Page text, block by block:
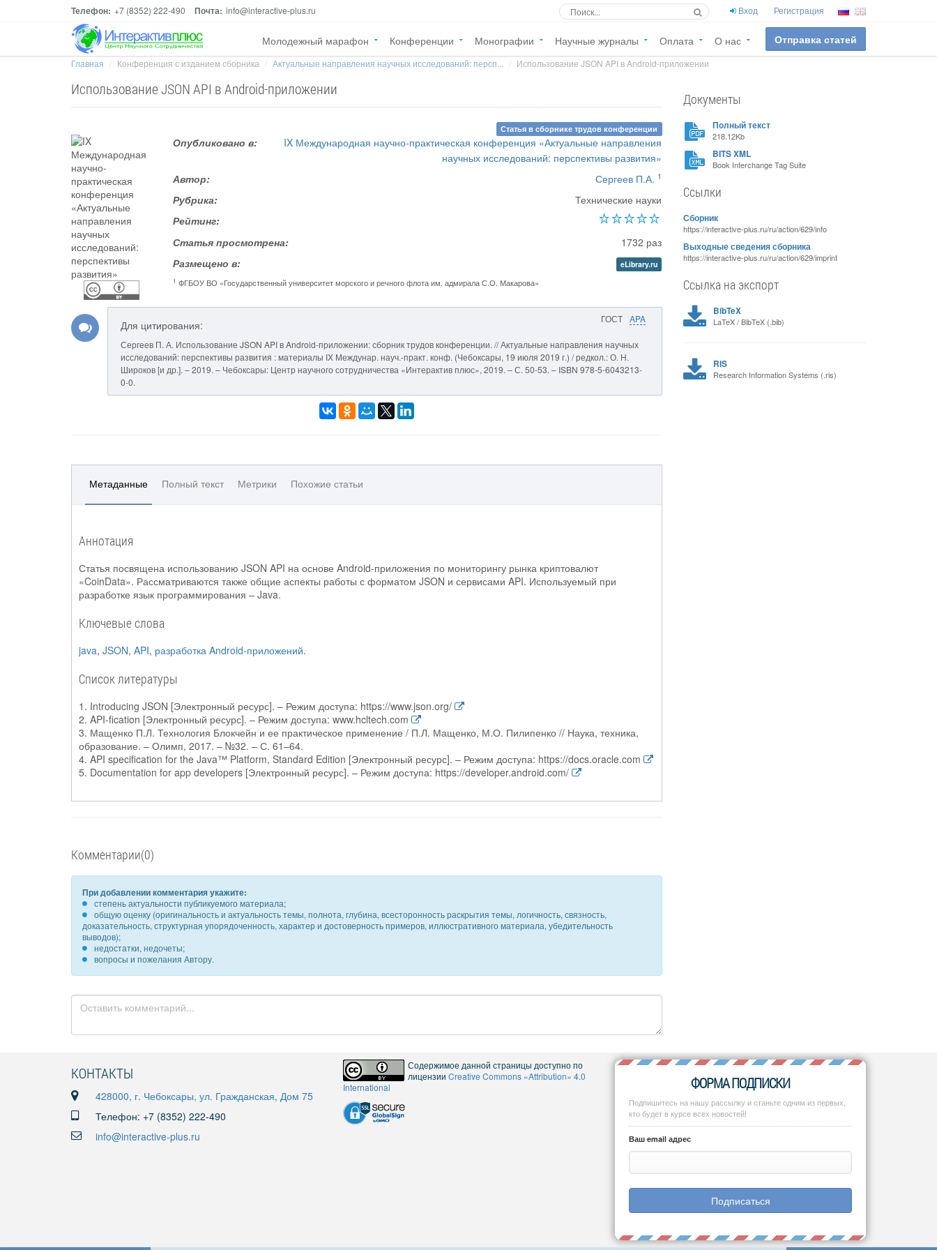
Телефон: +7 (8352) 222-490 Почта: info@interactive-plus.ru Вход Регистрация
Молодежный марафон Конференции Монографии Научные журналы Оплата О нас Отправка статей
Главная Конференция с изданием сборника Актуальные направления научных исследований: персп... Использование JSON API в Android-приложении
Использование JSON API в Android-приложении
Статья в сборнике трудов конференции
Опубликовано в:
IX Международная научно-практическая конференция «Актуальные направления
научных исследований: перспективы развития»
Автор:
Сергеев П.А. 1
Рубрика:
Технические науки
Рейтинг:
Статья просмотрена:
1732 раз
Размещено в:
eLibrary.ru
1 ФГБОУ ВО «Государственный университет морского и речного флота им. адмирала С.О. Макарова»
ГОСТ APA
Для цитирования:
Сергеев П. А. Использование JSON API в Android-приложении: сборник трудов конференции. // Актуальные направления научных
исследований: перспективы развития : материалы IX Междунар. науч.-практ. конф. (Чебоксары, 19 июля 2019 г.) / редкол.: О. Н.
Широков [и др.]. – 2019. – Чебоксары: Центр научного сотрудничества «Интерактив плюс», 2019. – С. 50-53. – ISBN 978-5-6043213-
0-0.
Метаданные Полный текст Метрики Похожие статьи
Аннотация
Статья посвящена использованию JSON API на основе Android-приложения по мониторингу рынка криптовалют
«CoinData». Рассматриваются также общие аспекты работы с форматом JSON и сервисами API. Используемый при
разработке язык программирования – Java.
Ключевые слова
java, JSON, API, разработка Android-приложений.
Список литературы
1. Introducing JSON [Электронный ресурс]. – Режим доступа: https://www.json.org/
2. API-fication [Электронный ресурс]. – Режим доступа: www.hcltech.com
3. Мащенко П.Л. Технология Блокчейн и ее практическое применение / П.Л. Мащенко, М.О. Пилипенко // Наука, техника,
образование. – Олимп, 2017. – №32. – С. 61–64.
4. API specification for the Java™ Platform, Standard Edition [Электронный ресурс]. – Режим доступа: https://docs.oracle.com
5. Documentation for app developers [Электронный ресурс]. – Режим доступа: https://developer.android.com/
Комментарии(0)
При добавлении комментария укажите:
степень актуальности публикуемого материала;
общую оценку (оригинальность и актуальность темы, полнота, глубина, всесторонность раскрытия темы, логичность, связность,
доказательность, структурная упорядоченность, характер и достоверность примеров, иллюстративного материала, убедительность
выводов);
недостатки, недочеты;
вопросы и пожелания Автору.
Документы
Полный текст
218.12Kb
BITS XML
Book Interchange Tag Suite
Ссылки
Сборник
https://interactive-plus.ru/ru/action/629/info
Выходные сведения сборника
https://interactive-plus.ru/ru/action/629/imprint
Ссылка на экспорт
BibTeX
LaTeX / BibTeX (.bib)
RIS
Research Information Systems (.ris)
КОНТАКТЫ
428000, г. Чебоксары, ул. Гражданская, Дом 75
Телефон: +7 (8352) 222-490
info@interactive-plus.ru
Содержимое данной страницы доступно по
лицензии Creative Commons «Attribution» 4.0
International
ФОРМА ПОДПИСКИ
Подпишитесь на нашу рассылку и станьте одним из первых,
кто будет в курсе всех новостей!
Ваш email адрес
Подписаться